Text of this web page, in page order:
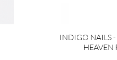
INDIGO NAILS -
HEAVEN